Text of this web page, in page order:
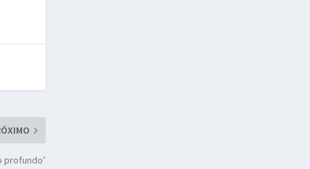
profundo’